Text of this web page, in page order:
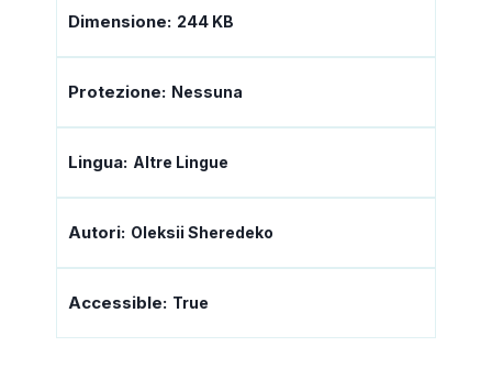
Dimensione: 244 KB
Protezione: Nessuna
Lingua: Altre Lingue
Autori: Oleksii Sheredeko
Accessible: True